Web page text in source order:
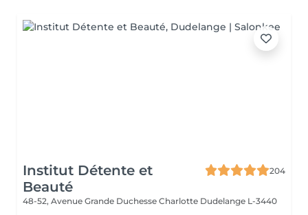
Institut Détente et
Beauté
204
48-52, Avenue Grande Duchesse Charlotte Dudelange L-3440